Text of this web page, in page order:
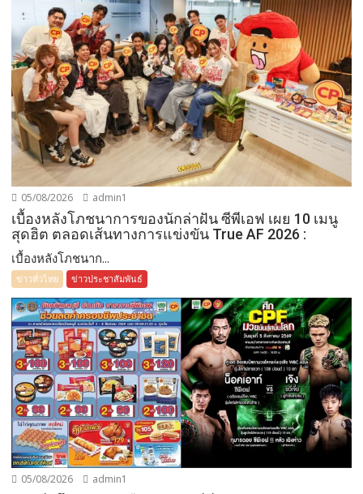
05/08/2026 admin1
เบื้องหลังโภชนาการของนักล่าฝัน ซีพีเอฟ เผย 10 เมนู
สุดฮิต ตลอดเส้นทางการแข่งขัน True AF 2026 :
เบื้องหลังโภชนาก...
ข่าวทั่วไทย ข่าวประชาสัมพันธ์
05/08/2026 admin1